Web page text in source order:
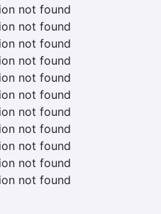
not found
not found
not found
not found
not found
not found
not found
not found
not found
not found
not found